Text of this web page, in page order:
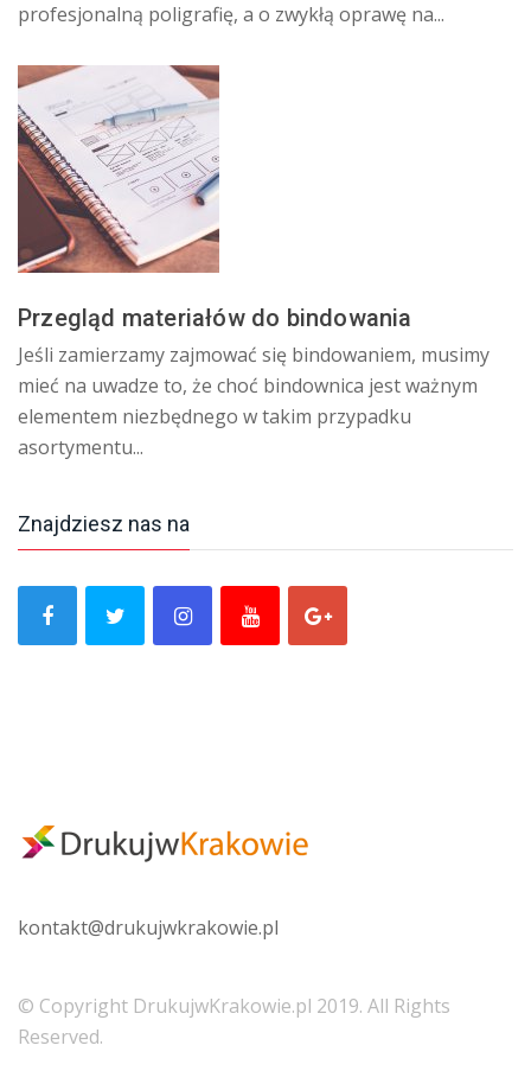
profesjonalną poligrafię, a o zwykłą oprawę na...
Przegląd materiałów do bindowania
Jeśli zamierzamy zajmować się bindowaniem, musimy
mieć na uwadze to, że choć bindownica jest ważnym
elementem niezbędnego w takim przypadku
asortymentu...
Znajdziesz nas na
kontakt@drukujwkrakowie.pl
© Copyright DrukujwKrakowie.pl 2019. All Rights
Reserved.